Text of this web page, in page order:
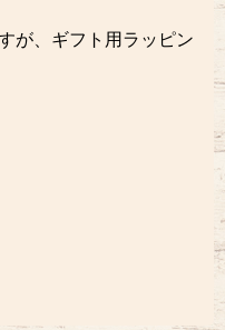
が、ギフト用ラッピン